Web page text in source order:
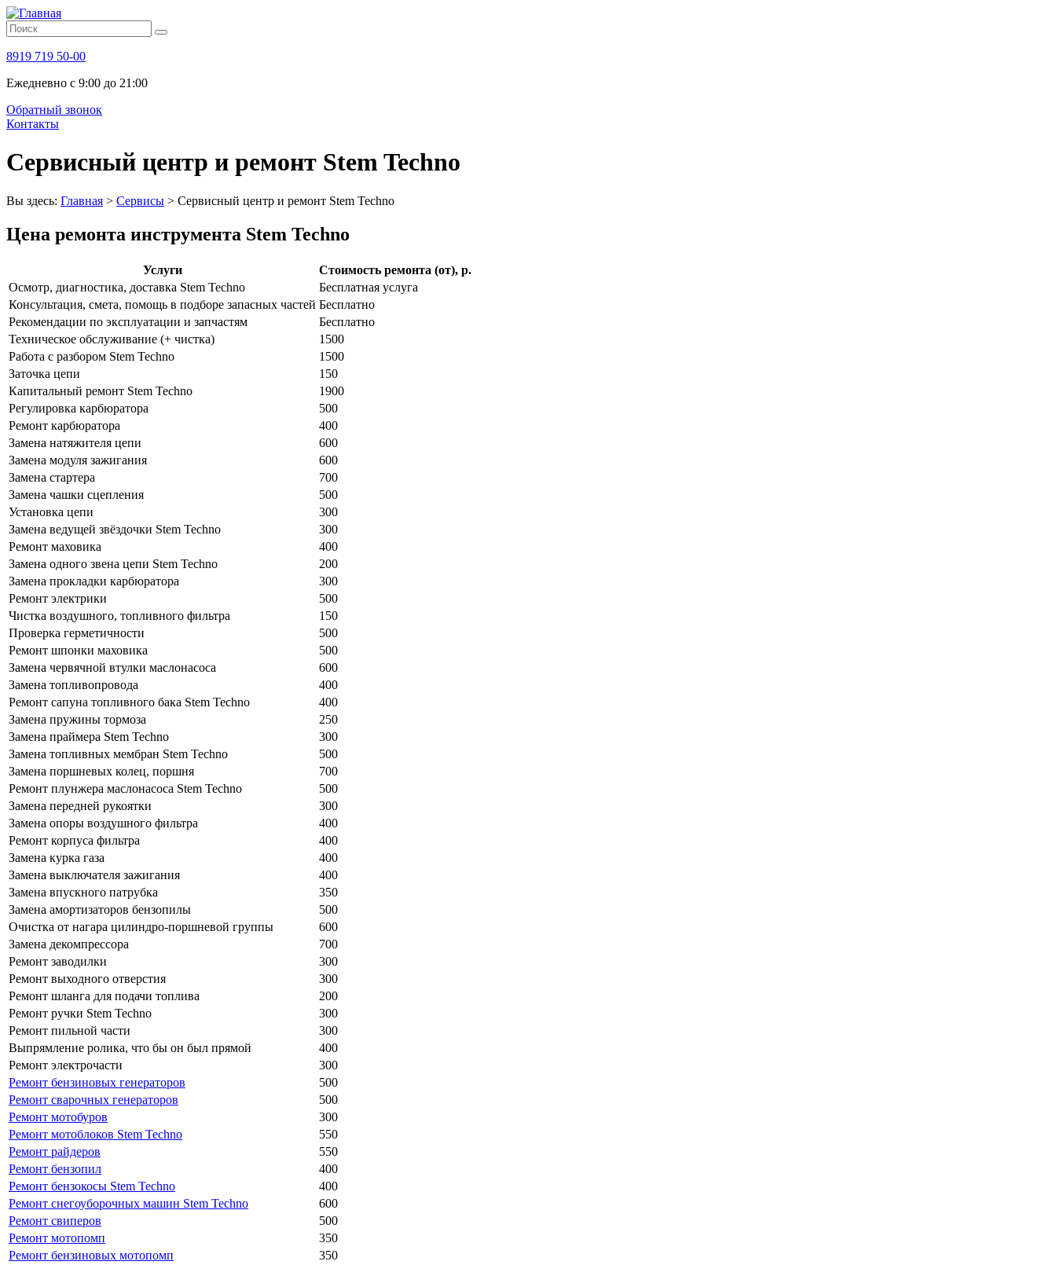
8919 719 50-00
Ежедневно с 9:00 до 21:00
Обратный звонок
Контакты
Сервисный центр и ремонт Stem Techno
Вы здесь: Главная > Сервисы > Сервисный центр и ремонт Stem Techno
Цена ремонта инструмента Stem Techno
Услуги
Стоимость ремонта (от), р.
Осмотр, диагностика, доставка Stem Techno
Бесплатная услуга
Консультация, смета, помощь в подборе запасных частей Бесплатно
Рекомендации по эксплуатации и запчастям
Бесплатно
Техническое обслуживание (+ чистка)
1500
Работа с разбором Stem Techno
1500
Заточка цепи
150
Капитальный ремонт Stem Techno
1900
Регулировка карбюратора
500
Ремонт карбюратора
400
Замена натяжителя цепи
600
Замена модуля зажигания
600
Замена стартера
700
Замена чашки сцепления
500
Установка цепи
300
Замена ведущей звёздочки Stem Techno
300
Ремонт маховика
400
Замена одного звена цепи Stem Techno
200
Замена прокладки карбюратора
300
Ремонт электрики
500
Чистка воздушного, топливного фильтра
150
Проверка герметичности
500
Ремонт шпонки маховика
500
Замена червячной втулки маслонасоса
600
Замена топливопровода
400
Ремонт сапуна топливного бака Stem Techno
400
Замена пружины тормоза
250
Замена праймера Stem Techno
300
Замена топливных мембран Stem Techno
500
Замена поршневых колец, поршня
700
Ремонт плунжера маслонасоса Stem Techno
500
Замена передней рукоятки
300
Замена опоры воздушного фильтра
400
Ремонт корпуса фильтра
400
Замена курка газа
400
Замена выключателя зажигания
400
Замена впускного патрубка
350
Замена амортизаторов бензопилы
500
Очистка от нагара цилиндро-поршневой группы
600
Замена декомпрессора
700
Ремонт заводилки
300
Ремонт выходного отверстия
300
Ремонт шланга для подачи топлива
200
Ремонт ручки Stem Techno
300
Ремонт пильной части
300
Выпрямление ролика, что бы он был прямой
400
Ремонт электрочасти
300
Ремонт бензиновых генераторов
500
Ремонт сварочных генераторов
500
Ремонт мотобуров
300
Ремонт мотоблоков Stem Techno
550
Ремонт райдеров
550
Ремонт бензопил
400
Ремонт бензокосы Stem Techno
400
Ремонт снегоуборочных машин Stem Techno
600
Ремонт свиперов
500
Ремонт мотопомп
350
Ремонт бензиновых мотопомп
350